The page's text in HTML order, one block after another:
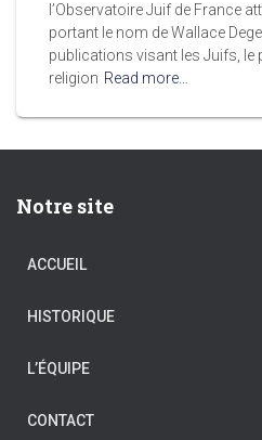
l’Observatoire Juif de France
portant le nom de Wallace
publications visant les Juifs, le
religion Read more…
Notre site
ACCUEIL
HISTORIQUE
L’ÉQUIPE
CONTACT